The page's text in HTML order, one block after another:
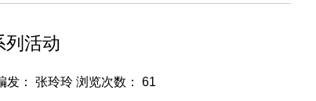
列活动
发： 张玲玲 浏览次数： 61